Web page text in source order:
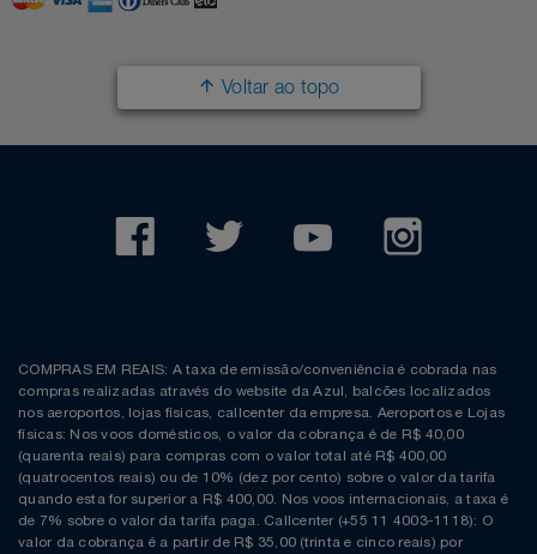
Voltar ao topo
COMPRAS EM REAIS: A taxa de emissão/conveniência é cobrada nas
compras realizadas através do website da Azul, balcões localizados
nos aeroportos, lojas físicas, callcenter da empresa. Aeroportos e Lojas
físicas: Nos voos domésticos, o valor da cobrança é de R$ 40,00
(quarenta reais) para compras com o valor total até R$ 400,00
(quatrocentos reais) ou de 10% (dez por cento) sobre o valor da tarifa
quando esta for superior a R$ 400,00. Nos voos internacionais, a taxa é
de 7% sobre o valor da tarifa paga. Callcenter (+55 11 4003-1118): O
valor da cobrança é a partir de R$ 35,00 (trinta e cinco reais) por